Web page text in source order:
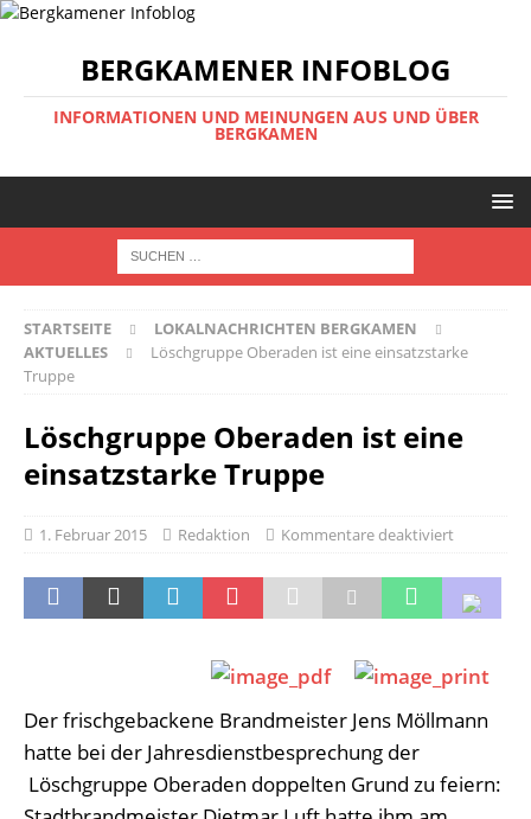
BERGKAMENER INFOBLOG
INFORMATIONEN UND MEINUNGEN AUS UND ÜBER
BERGKAMEN
STARTSEITE
LOKALNACHRICHTEN BERGKAMEN
AKTUELLES
Löschgruppe Oberaden ist eine einsatzstarke
Truppe
Löschgruppe Oberaden ist eine
einsatzstarke Truppe
1. Februar 2015 Redaktion Kommentare deaktiviert
Der frischgebackene Brandmeister Jens Möllmann
hatte bei der Jahresdienstbesprechung der
Löschgruppe Oberaden doppelten Grund zu feiern: